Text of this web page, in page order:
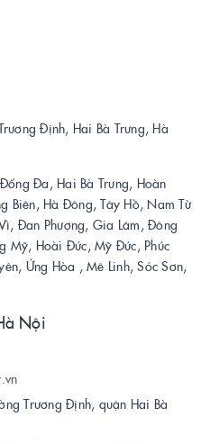
Định, Hai Bà Trưng, Hà
Đa, Hai Bà Trưng, Hoàn
Biên, Hà Đông, Tây Hồ, Nam Từ
Đan Phượng, Gia Lâm, Đông
Mỹ, Hoài Đức, Mỹ Đức, Phúc
Ứng Hòa , Mê Linh, Sóc Sơn,
Nội
Trương Định, quận Hai Bà